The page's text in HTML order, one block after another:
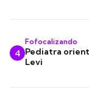
4
Fofocalizando
Pediatra
Levi